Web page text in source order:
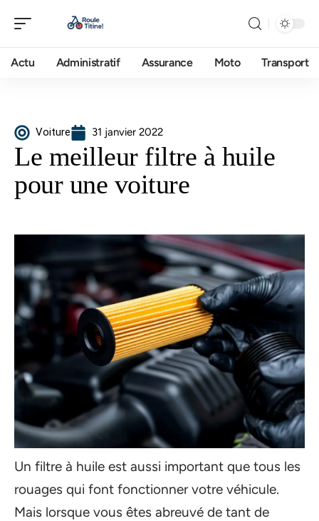
Actu Administratif Assurance Moto Transport
Voiture 31 janvier 2022
Le meilleur filtre à huile
pour une voiture
Un filtre à huile est aussi important que tous les
rouages qui font fonctionner votre véhicule.
Mais lorsque vous êtes abreuvé de tant de